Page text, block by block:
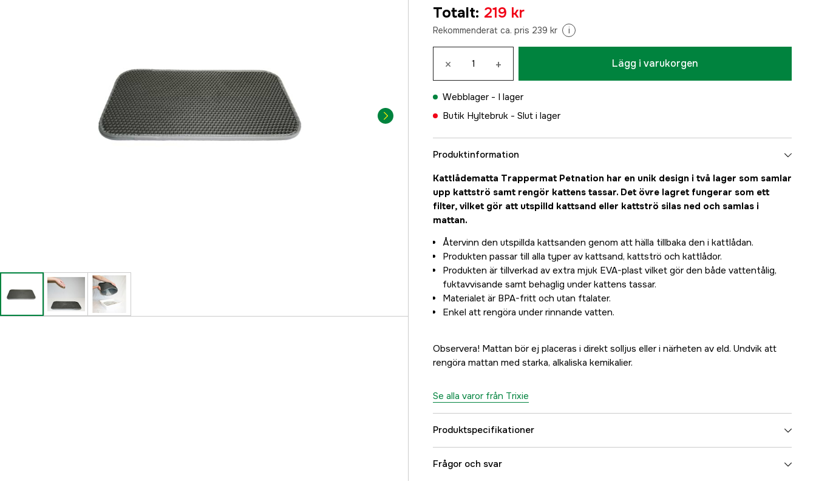
Totalt: 219 kr
Rekommenderat ca. pris 239 kr i
× + Lägg i varukorgen
Webblager - I lager
Butik Hyltebruk - Slut i lager
Produktinformation
Kattlådematta Trappermat Petnation har en unik design i två lager som samlar
upp kattströ samt rengör kattens tassar. Det övre lagret fungerar som ett
filter, vilket gör att utspilld kattsand eller kattströ silas ned och samlas i
mattan.
Återvinn den utspillda kattsanden genom att hälla tillbaka den i kattlådan.
Produkten passar till alla typer av kattsand, kattströ och kattlådor.
Produkten är tillverkad av extra mjuk EVA-plast vilket gör den både vattentålig,
fuktavvisande samt behaglig under kattens tassar.
Materialet är BPA-fritt och utan ftalater.
Enkel att rengöra under rinnande vatten.
Observera! Mattan bör ej placeras i direkt solljus eller i närheten av eld. Undvik att
rengöra mattan med starka, alkaliska kemikalier.
Se alla varor från Trixie
Produktspecifikationer
Hylte Kategorifilter - Djur & Lantbruk
Frågor och svar